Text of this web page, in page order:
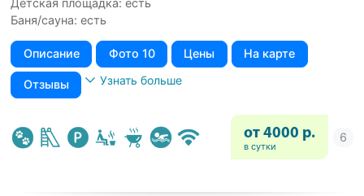
Баня/сауна: есть
Описание Фото 10 Цены На карте
Отзывы Узнать больше
от 4000 р.
в сутки